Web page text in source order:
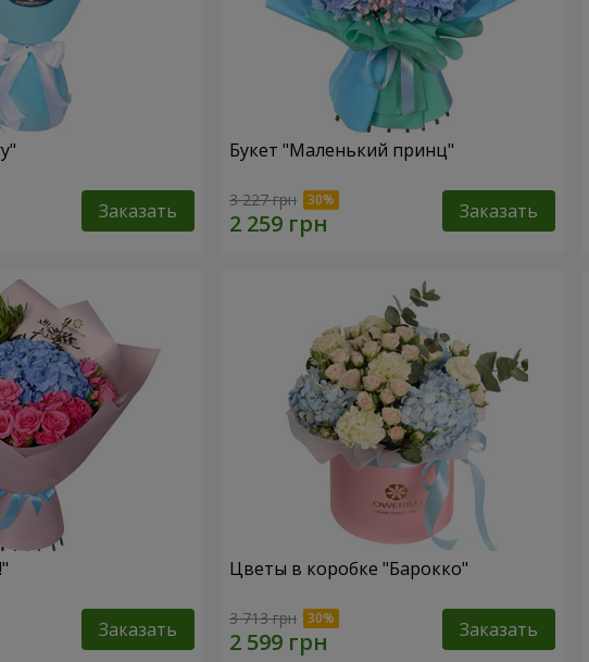
Заказать
Букет "Маленький принц"
3 227 грн Заказать
Заказать
Цветы в коробке "Барокко"
3 713 грн Заказать